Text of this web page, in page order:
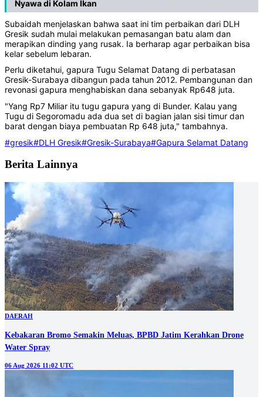
Nyawa di Kolam Ikan
Subaidah menjelaskan bahwa saat ini tim perbaikan dari DLH
Gresik sudah mulai melakukan pemasangan batu alam dan
merapikan dinding yang rusak. Ia berharap agar perbaikan bisa
kelar sebelum lebaran.
Perlu diketahui, gapura Tugu Selamat Datang di perbatasan
Gresik-Surabaya dibangun pada tahun 2012. Pembangunan dan
revonasi gapura menghabiskan dana sebanyak Rp648 juta.
"Yang Rp7 Miliar itu tugu gapura yang di Bunder. Kalau yang
Tugu di Segoromadu ada dua set di bagian jalan sisi timur dan
barat dengan biaya pembuatan Rp 648 juta," tambahnya.
#gresik#DLH Gresik#Gresik-Surabaya#Gapura Selamat Datang
Berita Lainnya
DAERAH
Kebakaran Bromo Semakin Meluas, BPBD Jatim Kerahkan Drone
Water Spray
06 Aug 2026 11:02 UTC